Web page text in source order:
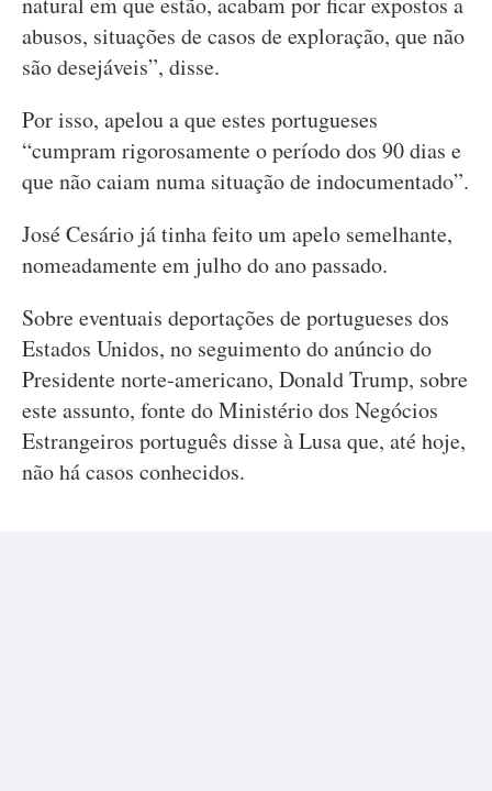
abusos, situações de casos de exploração, que não
são desejáveis”, disse.
Por isso, apelou a que estes portugueses
“cumpram rigorosamente o período dos 90 dias e
que não caiam numa situação de indocumentado”.
José Cesário já tinha feito um apelo semelhante,
nomeadamente em julho do ano passado.
Sobre eventuais deportações de portugueses dos
Estados Unidos, no seguimento do anúncio do
Presidente norte-americano, Donald Trump, sobre
este assunto, fonte do Ministério dos Negócios
Estrangeiros português disse à Lusa que, até hoje,
não há casos conhecidos.